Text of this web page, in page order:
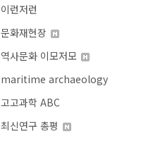
이런저런
문화재현장
역사문화 이모저모
maritime archaeology
고고과학 ABC
최신연구 총평